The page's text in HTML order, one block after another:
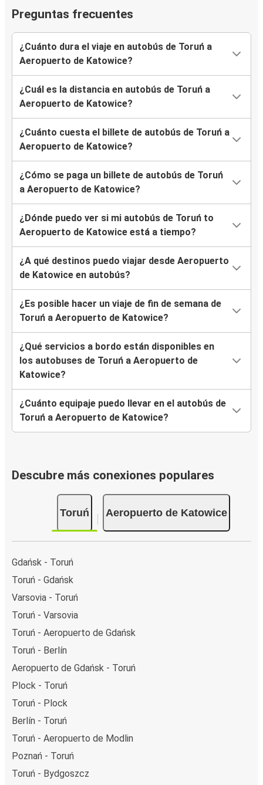
Preguntas frecuentes
¿Cuánto dura el viaje en autobús de Toruń a
Aeropuerto de Katowice?
¿Cuál es la distancia en autobús de Toruń a
Aeropuerto de Katowice?
¿Cuánto cuesta el billete de autobús de Toruń a
Aeropuerto de Katowice?
¿Cómo se paga un billete de autobús de Toruń
a Aeropuerto de Katowice?
¿Dónde puedo ver si mi autobús de Toruń to
Aeropuerto de Katowice está a tiempo?
¿A qué destinos puedo viajar desde Aeropuerto
de Katowice en autobús?
¿Es posible hacer un viaje de fin de semana de
Toruń a Aeropuerto de Katowice?
¿Qué servicios a bordo están disponibles en
los autobuses de Toruń a Aeropuerto de
Katowice?
¿Cuánto equipaje puedo llevar en el autobús de
Toruń a Aeropuerto de Katowice?
Descubre más conexiones populares
Toruń Aeropuerto de Katowice
Gdańsk - Toruń
Toruń - Gdańsk
Varsovia - Toruń
Toruń - Varsovia
Toruń - Aeropuerto de Gdańsk
Toruń - Berlín
Aeropuerto de Gdańsk - Toruń
Plock - Toruń
Toruń - Plock
Berlín - Toruń
Toruń - Aeropuerto de Modlin
Poznań - Toruń
Toruń - Bydgoszcz